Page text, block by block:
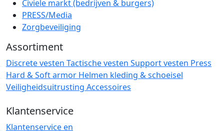
Civiele markt (bedrijven & burgers)
PRESS/Media
Zorgbeveiliging
Assortiment
Discrete vesten Tactische vesten Support vesten Press
Hard & Soft armor Helmen kleding & schoeisel
Veiligheidsuitrusting Accessoires
Klantenservice
Klantenservice en